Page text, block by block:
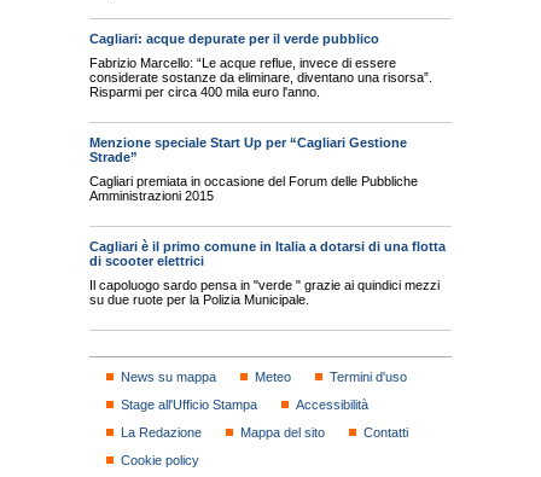
Cagliari: acque depurate per il verde pubblico
Fabrizio Marcello: “Le acque reflue, invece di essere
considerate sostanze da eliminare, diventano una risorsa”.
Risparmi per circa 400 mila euro l'anno.
Menzione speciale Start Up per “Cagliari Gestione
Strade”
Cagliari premiata in occasione del Forum delle Pubbliche
Amministrazioni 2015
Cagliari è il primo comune in Italia a dotarsi di una flotta
di scooter elettrici
Il capoluogo sardo pensa in "verde " grazie ai quindici mezzi
su due ruote per la Polizia Municipale.
News su mappa Meteo
Termini d'uso
Stage all'Ufficio Stampa
Accessibilità
La Redazione
Mappa del sito
Contatti
Cookie policy